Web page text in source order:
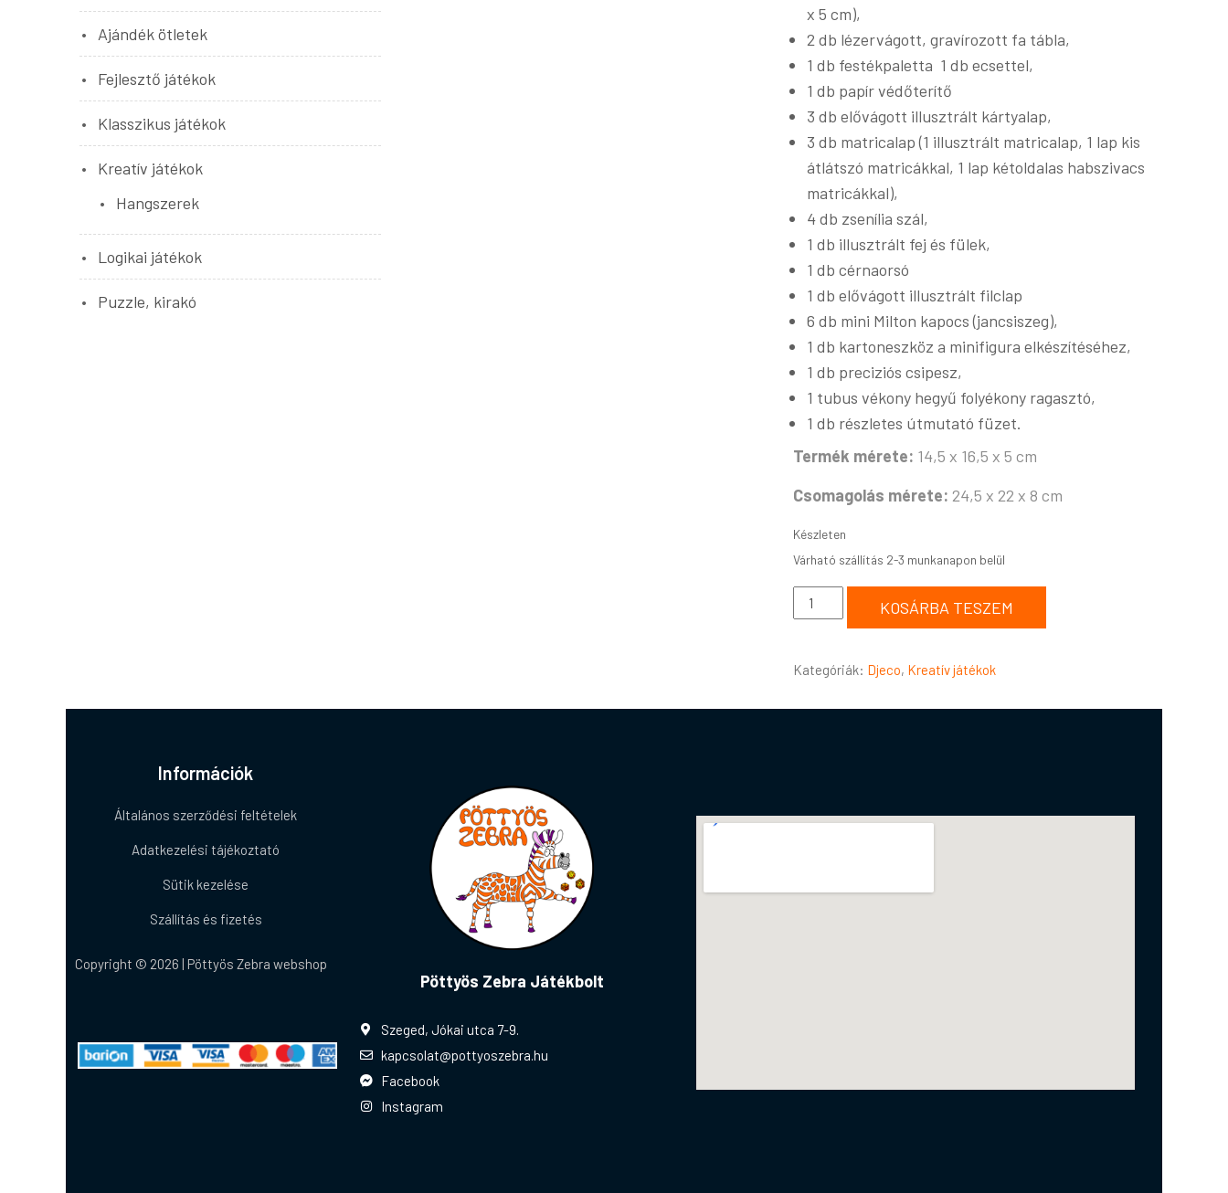
x 5 cm),
2 db lézervágott, gravírozott fa tábla,
1 db festékpaletta 1 db ecsettel,
1 db papír védőterítő
3 db elővágott illusztrált kártyalap,
3 db matricalap (1 illusztrált matricalap, 1 lap kis
átlátszó matricákkal, 1 lap kétoldalas habszivacs
matricákkal),
4 db zsenília szál,
1 db illusztrált fej és fülek,
1 db cérnaorsó
1 db elővágott illusztrált filclap
6 db mini Milton kapocs (jancsiszeg),
1 db kartoneszköz a minifigura elkészítéséhez,
1 db preciziós csipesz,
1 tubus vékony hegyű folyékony ragasztó,
1 db részletes útmutató füzet.
Termék mérete: 14,5 x 16,5 x 5 cm
Csomagolás mérete: 24,5 x 22 x 8 cm
Készleten
KOSÁRBA TESZEM
Kategóriák: Djeco, Kreatív játékok
Ajándék ötletek
Fejlesztő játékok
Klasszikus játékok
Kreatív játékok
Hangszerek
Logikai játékok
Puzzle, kirakó
Információk
Általános szerződési feltételek
Adatkezelési tájékoztató
Sütik kezelése
Szállítás és fizetés
Copyright © 2026 | Pöttyös Zebra webshop
Pöttyös Zebra Játékbolt
Szeged, Jókai utca 7-9.
kapcsolat@pottyoszebra.hu
Facebook
Instagram